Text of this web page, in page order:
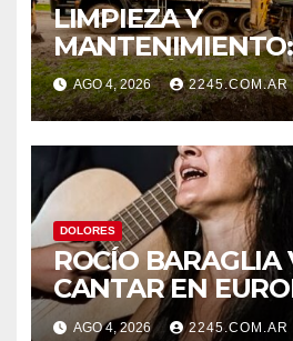
LIMPIEZA Y
MANTENIMIENTO:
CONTINÚAN LOS
DE ZANJEO EN
SECTORES DE LA
AGO 4, 2026 2245.COM.AR
DOLORES
ROCÍO BARAGLIA
CANTAR EN
AGO 4, 2026 2245.COM.AR